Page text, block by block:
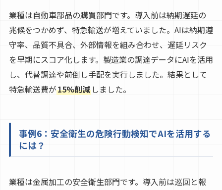
業種は自動車部品の購買部門です。導入前は納期遅延の
兆候をつかめず、特急輸送が増えていました。AIは納期遵
守率、品質不具合、外部情報を組み合わせ、遅延リスク
を早期にスコア化します。製造業の調達データにAIを活用
し、代替調達や前倒し手配を実行しました。結果として
特急輸送費が15%削減しました。
事例6：安全衛生の危険行動検知でAIを活用する
には？
業種は金属加工の安全衛生部門です。導入前は巡回と報